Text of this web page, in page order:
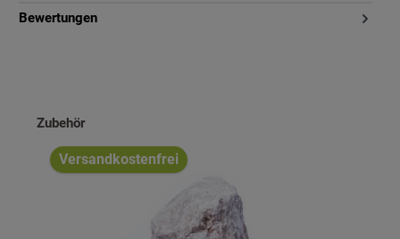
Bewertungen
Produktgalerie überspringen
Zubehör
Versandkostenfrei